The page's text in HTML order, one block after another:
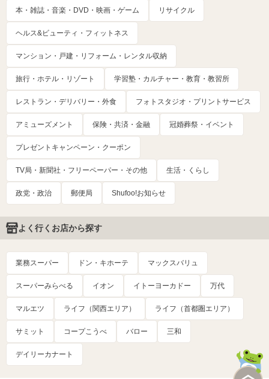
本・雑誌・音楽・DVD・映画・ゲーム リサイクル
ヘルス&ビューティ・フィットネス
マンション・戸建・リフォーム・レンタル収納
旅行・ホテル・リゾート 学習塾・カルチャー・教育・教習所
レストラン・デリバリー・外食 フォトスタジオ・プリントサービス
アミューズメント 保険・共済・金融 冠婚葬祭・イベント
プレゼントキャンペーン・クーポン
TV局・新聞社・フリーペーパー・その他 生活・くらし
政党・政治 郵便局 Shufoo!お知らせ
よく行くお店から探す
業務スーパー ドン・キホーテ マックスバリュ
スーパーみらべる イオン イトーヨーカドー 万代
マルエツ ライフ（関西エリア） ライフ（首都圏エリア）
サミット コープこうべ バロー 三和
デイリーカナート